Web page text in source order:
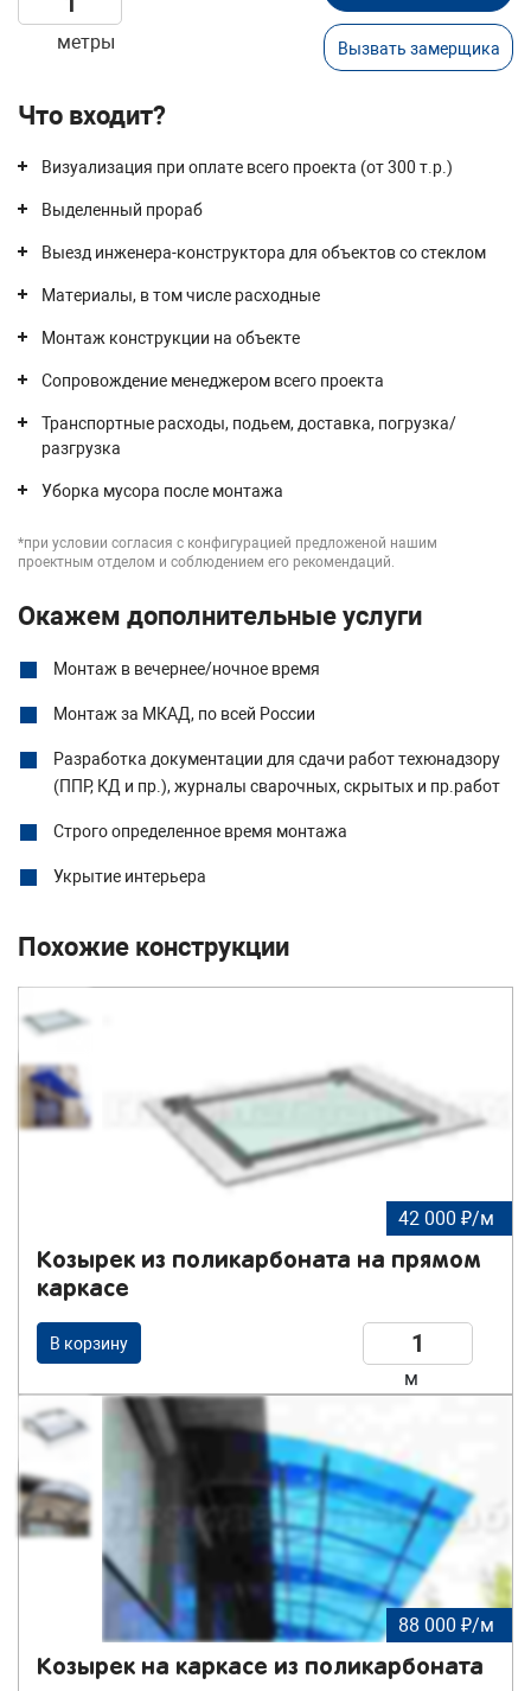
метры Вызвать замерщика
Что входит?
Визуализация при оплате всего проекта (от 300 т.р.)
Выделенный прораб
Выезд инженера-конструктора для объектов со стеклом
Материалы, в том числе расходные
Монтаж конструкции на объекте
Сопровождение менеджером всего проекта
Транспортные расходы, подьем, доставка, погрузка/
разгрузка
Уборка мусора после монтажа
*при условии согласия с конфигурацией предложеной нашим
проектным отделом и соблюдением его рекомендаций.
Окажем дополнительные услуги
Монтаж в вечернее/ночное время
Монтаж за МКАД, по всей России
Разработка документации для сдачи работ техюнадзору
(ППР, КД и пр.), журналы сварочных, скрытых и пр.работ
Строго определенное время монтажа
Укрытие интерьера
Похожие конструкции
42 000 ₽/м
Козырек из поликарбоната на прямом
каркасе
В корзину
м
88 000 ₽/м
Козырек на каркасе из поликарбоната